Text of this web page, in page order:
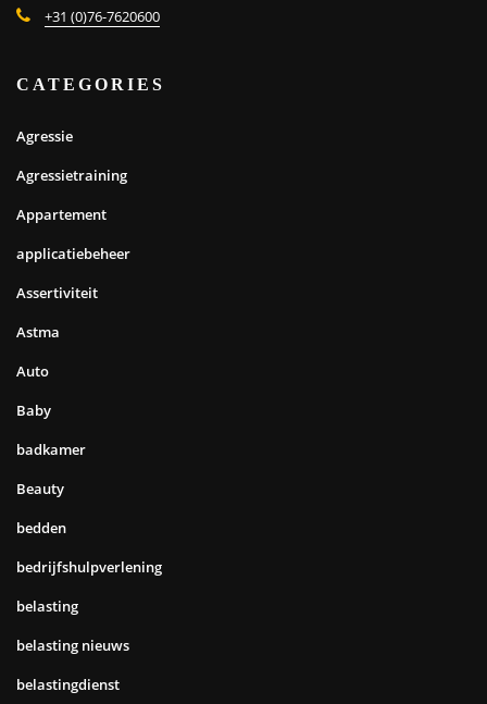
+31 (0)76-7620600
CATEGORIES
Agressie
Agressietraining
Appartement
applicatiebeheer
Assertiviteit
Astma
Auto
Baby
badkamer
Beauty
bedden
bedrijfshulpverlening
belasting
belasting nieuws
belastingdienst